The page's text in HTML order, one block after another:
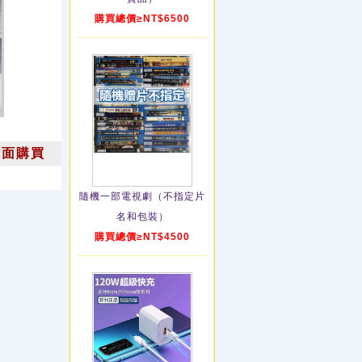
購買
購買總價≥NT$6500
隨機一部電視劇（不指定片
名和包裝）
購買總價≥NT$4500